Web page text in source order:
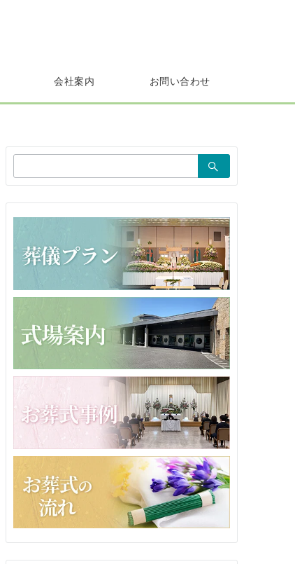
会社案内 お問い合わせ
索：